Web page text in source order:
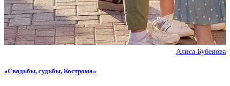
Алиса Бубенова
«Свадьбы, судьбы, Кострома»